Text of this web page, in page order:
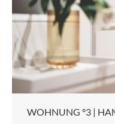
WOHNUNG °3 |